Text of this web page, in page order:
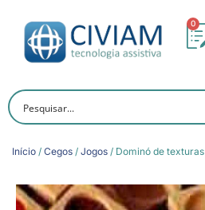
0
Início / Cegos / Jogos / Dominó de texturas